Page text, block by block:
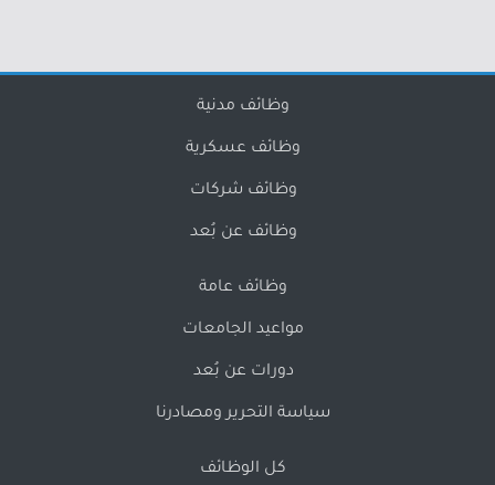
وظائف مدنية
وظائف عسكرية
وظائف شركات
وظائف عن بُعد
وظائف عامة
مواعيد الجامعات
دورات عن بُعد
سياسة التحرير ومصادرنا
كل الوظائف